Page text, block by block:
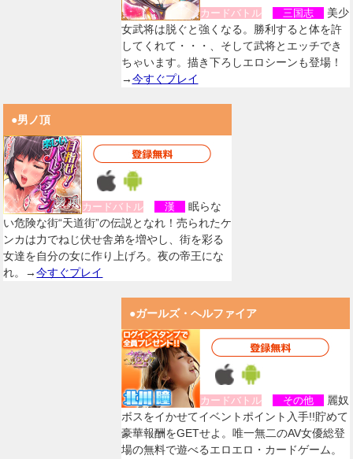
カードバトル 三国志
美少
女武将は脱ぐと強くなる。勝利すると体を許
してくれて・・・、そして武将とエッチでき
ちゃいます。描き下ろしエロシーンも登場！
→今すぐプレイ
●男ノ頂
カードバトル 漢
眠らな
い危険な街“天道街”の伝説となれ！売られたケ
ンカは力でねじ伏せ舎弟を増やし、街を彩る
女達を自分の女に作り上げろ。夜の帝王にな
れ。→今すぐプレイ
●ガールズ・ヘルファイア
カードバトル その他
麗奴
ボスをイかせてイベントポイント入手!!貯めて
豪華報酬をGETせよ。唯一無二のAV女優総登
場の無料で遊べるエロエロ・カードゲーム。